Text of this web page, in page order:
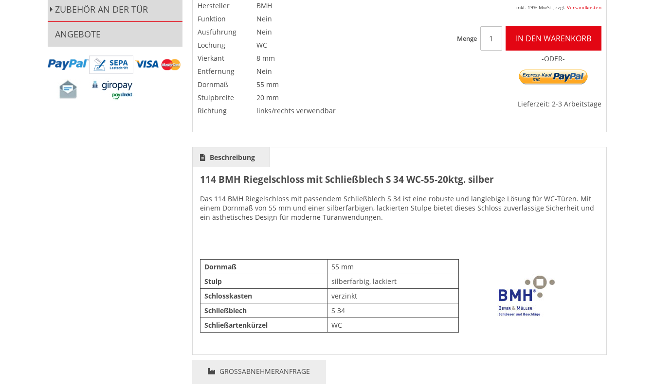
Hersteller
BMH
Funktion
Nein
Ausführung
Nein
Lochung
WC
Vierkant
8 mm
Entfernung
Nein
Dornmaß
55 mm
Stulpbreite
20 mm
Richtung
links/rechts verwendbar
inkl. 19% MwSt. zzgl. Versandkosten
Menge IN DEN WARENKORB
-ODER-
Lieferzeit: 2-3 Arbeitstage
Beschreibung
114 BMH Riegelschloss mit Schließblech S 34 WC-55-20ktg. silber
Das 114 BMH Riegelschloss mit passendem Schließblech S 34 ist eine robuste und langlebige Lösung für WC-Türen. Mit
einem Dornmaß von 55 mm und einer silberfarbigen, lackierten Stulpe bietet dieses Schloss zuverlässige Sicherheit und
ein ästhetisches Design für moderne Türanwendungen.
Dornmaß
55 mm
Stulp
silberfarbig, lackiert
Schlosskasten
verzinkt
Schließblech
S 34
Schließartenkürzel
WC
GROSSABNEHMERANFRAGE
ZUBEHÖR AN DER TÜR
ANGEBOTE